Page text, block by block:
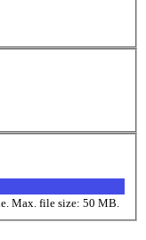
Max. file size: 50 MB.